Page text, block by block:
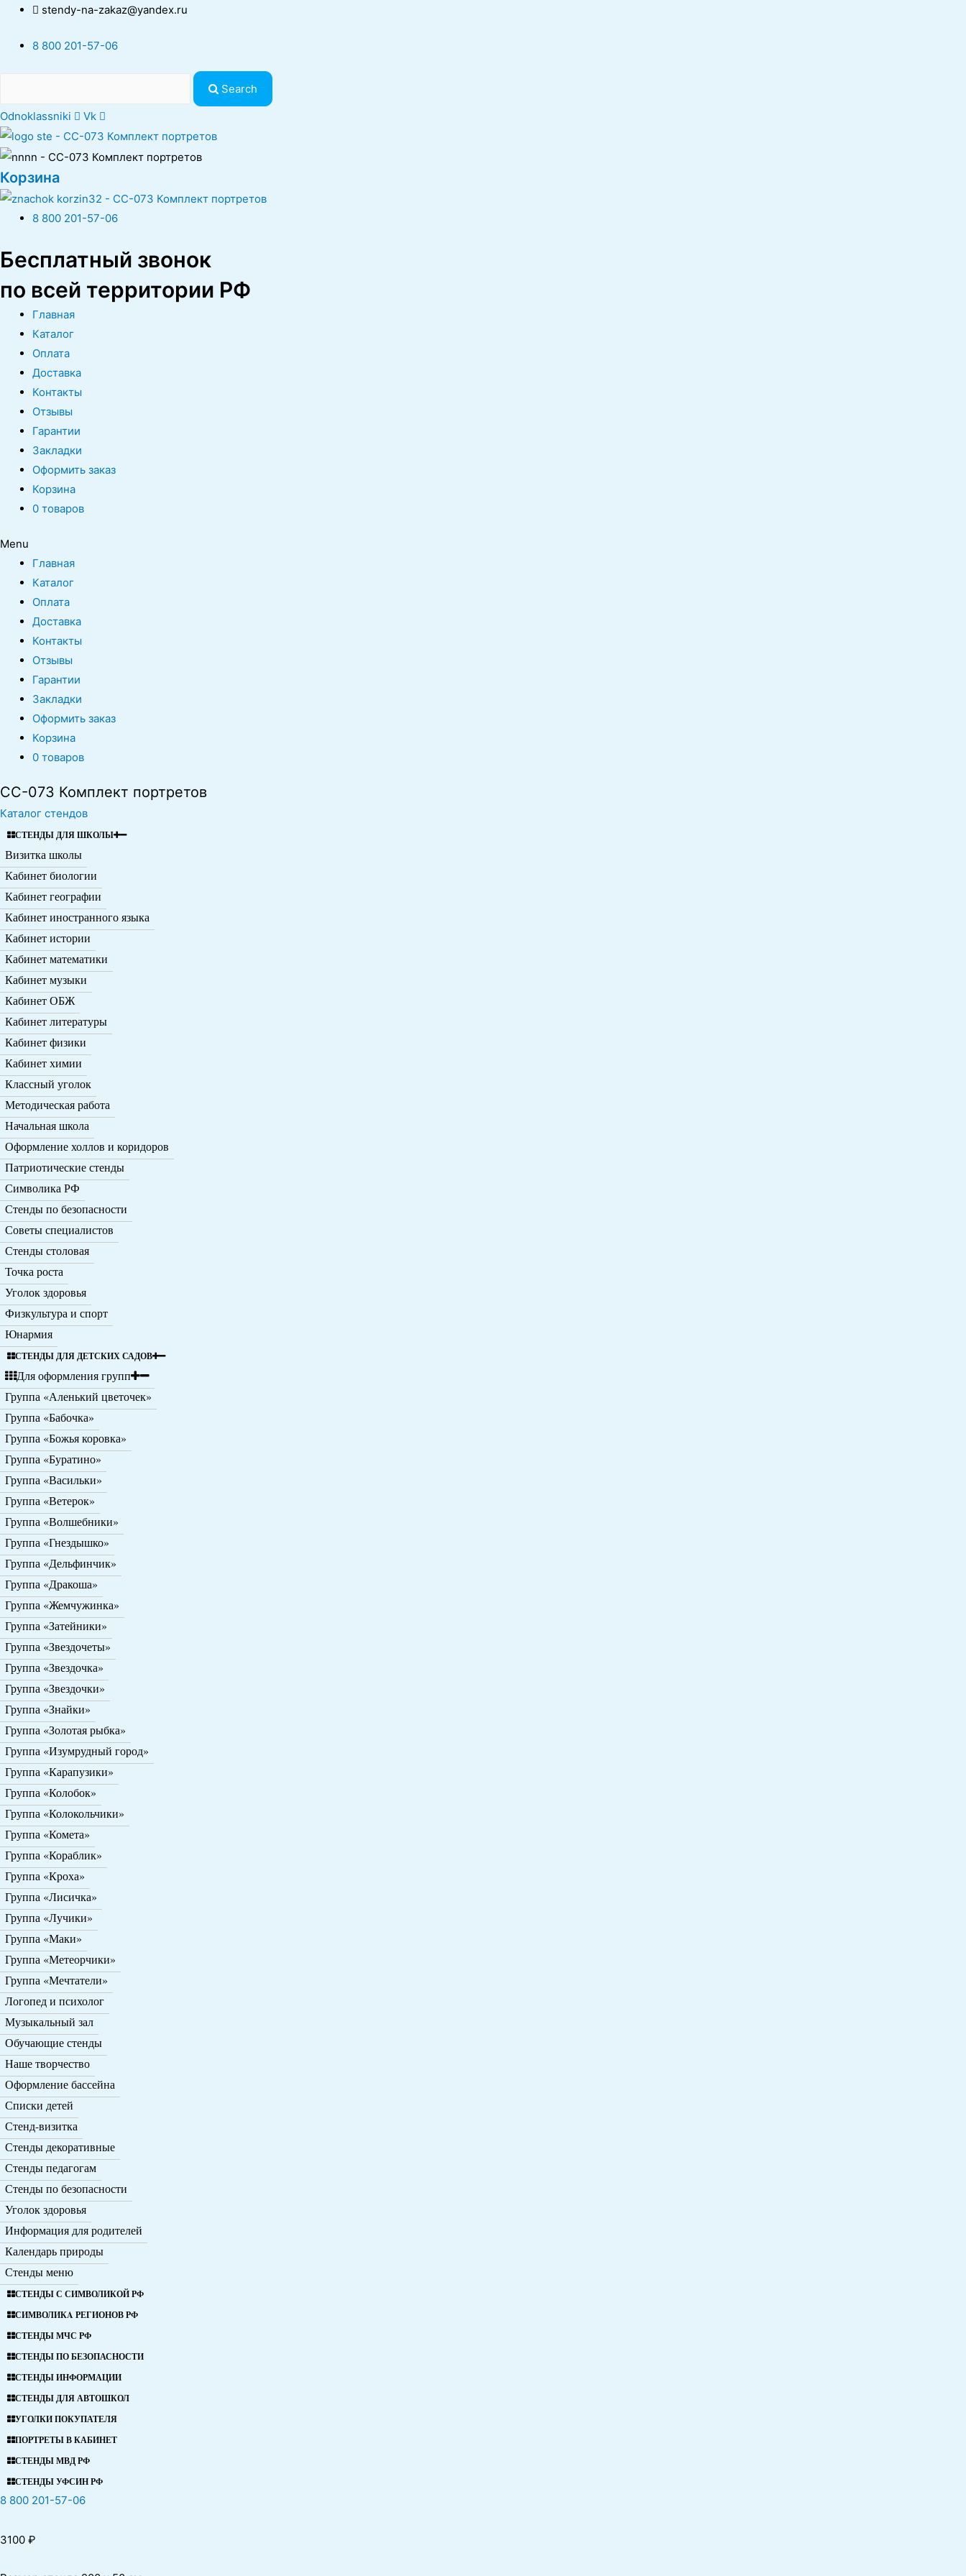
stendy-na-zakaz@yandex.ru
8 800 201-57-06
Search
Odnoklassniki
Vk
Корзина
8 800 201-57-06
Бесплатный звонок
по всей территории РФ
Главная
Каталог
Оплата
Доставка
Контакты
Отзывы
Гарантии
Закладки
Оформить заказ
Корзина
0 товаров
Menu
Главная
Каталог
Оплата
Доставка
Контакты
Отзывы
Гарантии
Закладки
Оформить заказ
Корзина
0 товаров
CC-073 Комплект портретов
Каталог стендов
СТЕНДЫ ДЛЯ ШКОЛЫ
Визитка школы
Кабинет биологии
Кабинет географии
Кабинет иностранного языка
Кабинет истории
Кабинет математики
Кабинет музыки
Кабинет ОБЖ
Кабинет литературы
Кабинет физики
Кабинет химии
Классный уголок
Методическая работа
Начальная школа
Оформление холлов и коридоров
Патриотические стенды
Символика РФ
Стенды по безопасности
Советы специалистов
Стенды столовая
Точка роста
Уголок здоровья
Физкультура и спорт
Юнармия
СТЕНДЫ ДЛЯ ДЕТСКИХ САДОВ
Для оформления групп
Группа «Аленький цветочек»
Группа «Бабочка»
Группа «Божья коровка»
Группа «Буратино»
Группа «Васильки»
Группа «Ветерок»
Группа «Волшебники»
Группа «Гнездышко»
Группа «Дельфинчик»
Группа «Дракоша»
Группа «Жемчужинка»
Группа «Затейники»
Группа «Звездочеты»
Группа «Звездочка»
Группа «Звездочки»
Группа «Знайки»
Группа «Золотая рыбка»
Группа «Изумрудный город»
Группа «Карапузики»
Группа «Колобок»
Группа «Колокольчики»
Группа «Комета»
Группа «Кораблик»
Группа «Кроха»
Группа «Лисичка»
Группа «Лучики»
Группа «Маки»
Группа «Метеорчики»
Группа «Мечтатели»
Логопед и психолог
Музыкальный зал
Обучающие стенды
Наше творчество
Оформление бассейна
Списки детей
Стенд-визитка
Стенды декоративные
Стенды педагогам
Стенды по безопасности
Уголок здоровья
Информация для родителей
Календарь природы
Стенды меню
СТЕНДЫ С СИМВОЛИКОЙ РФ
СИМВОЛИКA РЕГИОНОВ РФ
СТЕНДЫ МЧС РФ
СТЕНДЫ ПО БЕЗОПАСНОСТИ
СТЕНДЫ ИНФОРМАЦИИ
СТЕНДЫ ДЛЯ АВТОШКОЛ
УГОЛКИ ПОКУПАТЕЛЯ
ПОРТРЕТЫ В КАБИНЕТ
СТЕНДЫ МВД РФ
СТЕНДЫ УФСИН РФ
8 800 201-57-06
3100 ₽